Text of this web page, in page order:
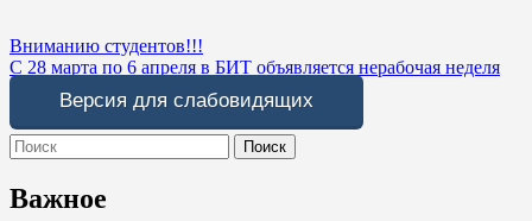
Навигация
по
записям
Вниманию студентов!!!
С 28 марта по 6 апреля в БИТ объявляется нерабочая неделя
Версия для слабовидящих
Search
for:
Важное